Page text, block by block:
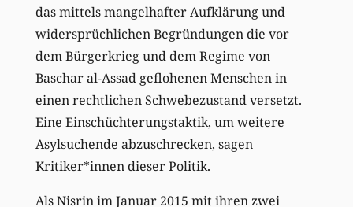
das mittels mangelhafter Aufklärung und
widersprüchlichen Begründungen die vor
dem Bürgerkrieg und dem Regime von
Baschar al-Assad geflohenen Menschen in
einen rechtlichen Schwebezustand versetzt.
Eine Einschüchterungstaktik, um weitere
Asylsuchende abzuschrecken, sagen
Kritiker*innen dieser Politik.
Als Nisrin im Januar 2015 mit ihren zwei